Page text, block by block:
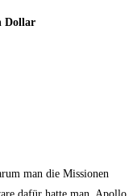
Dollar
man die Missionen